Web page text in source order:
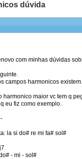
dúvida
com minhas dúvidas
campos harmonicos
harmonico maior vc tem q
eu fiz como exemplo.
la si do# re mi fa# sol#
- mi - sol#